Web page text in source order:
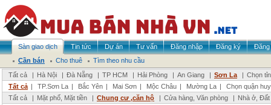
Sàn giao dịch Tin tức Dự án Tư vấn Đăng nhập Đăng ký
Đăng
Cần bán
Cho thuê
Tìm theo nhu cầu
Tất cả
| Hà Nội | Đà Nẵng | TP HCM | Hải Phòng | An Giang | Sơn La | Chọn
Tất cả | TP.Sơn La | Bắc Yên | Mai Sơn | Mộc Châu | Mường La |
Chọn quận
Tất cả
| Mặt phố, Mặt tiền | Chung cư ,căn hộ | Cửa hàng, Văn phòng | Nhà ở,